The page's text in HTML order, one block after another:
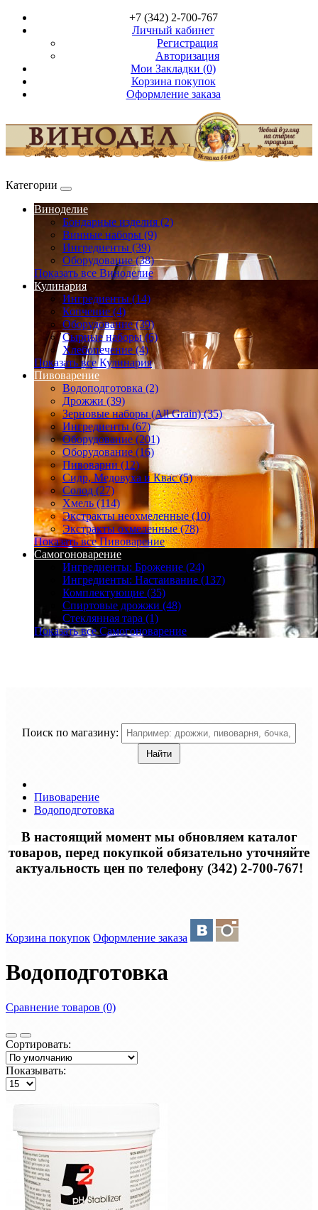
+7 (342) 2-700-767
Личный кабинет
Регистрация
Авторизация
Мои Закладки (0)
Корзина покупок
Оформление заказа
Категории
Виноделие
Бондарные изделия (2)
Винные наборы (9)
Ингредиенты (39)
Оборудование (38)
Показать все Виноделие
Кулинария
Ингредиенты (14)
Копчение (4)
Оборудование (39)
Сырные наборы (6)
Хлебопечение (4)
Показать все Кулинария
Пивоварение
Водоподготовка (2)
Дрожжи (39)
Зерновые наборы (All Grain) (35)
Ингредиенты (67)
Оборудование (201)
Оборудование (16)
Пивоварни (12)
Сидр, Медовуха и Квас (5)
Солод (27)
Хмель (114)
Экстракты неохмеленные (10)
Экстракты охмеленные (78)
Показать все Пивоварение
Самогоноварение
Ингредиенты: Брожение (24)
Ингредиенты: Настаивание (137)
Комплектующие (35)
Спиртовые дрожжи (48)
Стеклянная тара (1)
Показать все Самогоноварение
Поиск по магазину:
Пивоварение
Водоподготовка
В настоящий момент мы обновляем каталог
товаров, перед покупкой обязательно уточняйте
актуальность цен по телефону (342) 2-700-767!
Корзина покупок Оформление заказа
Водоподготовка
Сравнение товаров (0)
Сортировать:
Показывать: